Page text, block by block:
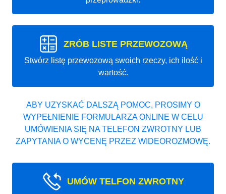
ZRÓB LISTE PRZEWOZOWĄ
Stwórz listę przewozową swoich rzeczy, ich ilość i
wartość.
ABY UZYSKAĆ DALSZĄ POMOC, PROSIMY O
WYPEŁNIENIE FORMULARZA ONLINE W CELU
UMÓWIENIA SIĘ NA TELEFON ZWROTNY LUB
ZAPYTANIA O WYCENĘ PRZEZ WIDEOROZMOWĘ.
UMÓW TELFON ZWROTNY